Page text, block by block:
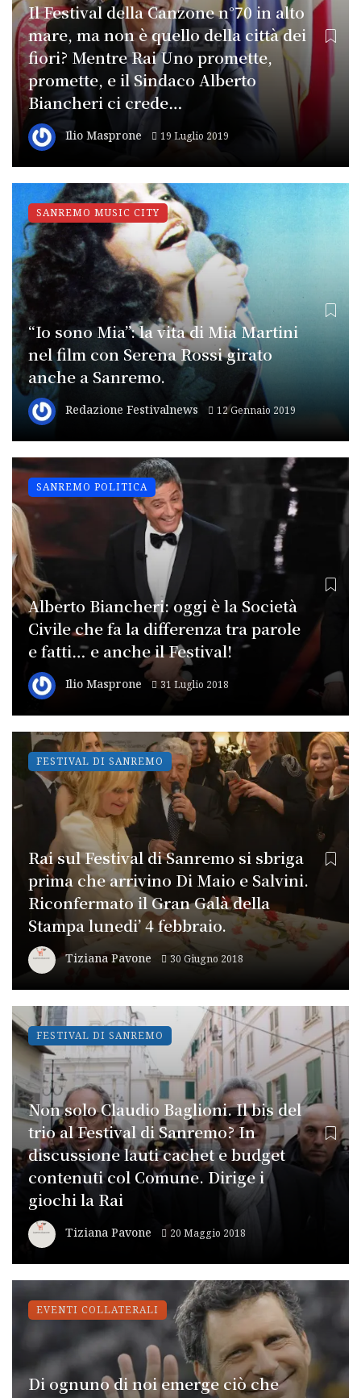
Il Festival della Canzone n°70 in alto
mare, ma non è quello della città dei
fiori? Mentre Rai Uno promette,
promette, e il Sindaco Alberto
Biancheri ci crede…
Ilio Masprone 19 Luglio 2019
“Io sono Mia”: la vita di Mia Martini
nel film con Serena Rossi girato
anche a Sanremo.
Redazione Festivalnews 12 Gennaio 2019
SANREMO MUSIC CITY
Alberto Biancheri: oggi è la Società
Civile che fa la differenza tra parole
e fatti… e anche il Festival!
Ilio Masprone 31 Luglio 2018
SANREMO POLITICA
Rai sul Festival di Sanremo si sbriga
prima che arrivino Di Maio e Salvini.
Riconfermato il Gran Galà della
Stampa lunedi’ 4 febbraio.
Tiziana Pavone 30 Giugno 2018
FESTIVAL DI SANREMO
Non solo Claudio Baglioni. Il bis del
trio al Festival di Sanremo? In
discussione lauti cachet e budget
contenuti col Comune. Dirige i
giochi la Rai
Tiziana Pavone 20 Maggio 2018
FESTIVAL DI SANREMO
Di ognuno di noi emerge ciò che
EVENTI COLLATERALI